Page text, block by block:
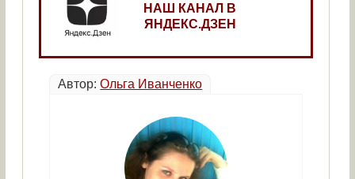
НАШ КАНАЛ В
ЯНДЕКС.ДЗЕН
Автор:Ольга Иванченко